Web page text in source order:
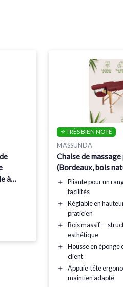
à
⭐ TRÈS BIEN NOTÉ
MASSUNDA
Chaise de
(Bordeaux, bois
＋ Pliantepour un
facilités
＋
Réglable en
praticien
＋
Bois massif—
esthétique
＋
Housse en éponge
client
＋
Appuie‑tête
maintien adapté